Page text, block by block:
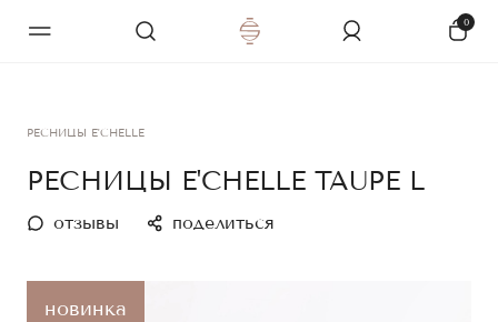
0
РЕСНИЦЫ E'CHELLE
РЕСНИЦЫ E'CHELLE TAUPE L
отзывы поделиться
новинка